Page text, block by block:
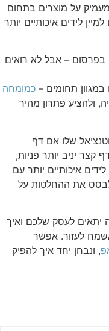
מעמיק על מוצרים בתחום
לידים איכותיים יותר
– אבל לא רואים
במגוון תחומים – כמומחה
ולהציע פתרון מהיר
שלו אם דף
יניב יותר פניות,
איכותיים יותר עם
לבסס את ההחלטות על
יתאים לעסק שלכם ואיך
לעזור. אפשר
, ונבחן יחד איך להפיק